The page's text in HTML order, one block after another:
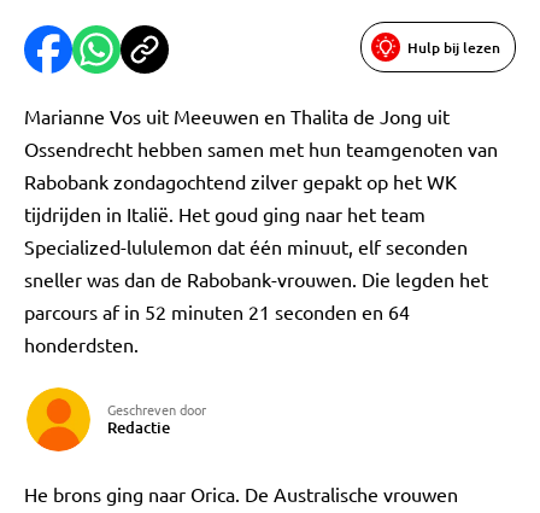
Hulp bij lezen
Marianne Vos uit Meeuwen en Thalita de Jong uit
Ossendrecht hebben samen met hun teamgenoten van
Rabobank zondagochtend zilver gepakt op het WK
tijdrijden in Italië. Het goud ging naar het team
Specialized-lululemon dat één minuut, elf seconden
sneller was dan de Rabobank-vrouwen. Die legden het
parcours af in 52 minuten 21 seconden en 64
honderdsten.
Geschreven door
Redactie
He brons ging naar Orica. De Australische vrouwen